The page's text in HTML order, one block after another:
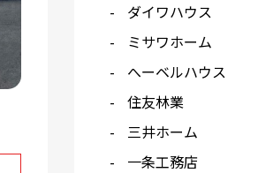
ダイワハウス
ミサワホーム
へーベルハウス
住友林業
三井ホーム
一条工務店